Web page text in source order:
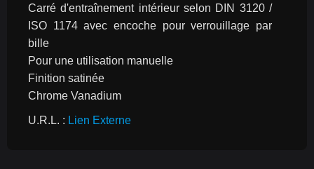
Carré d'entraînement intérieur selon DIN 3120 /
ISO 1174 avec encoche pour verrouillage par
bille
Pour une utilisation manuelle
Finition satinée
Chrome Vanadium
U.R.L. : Lien Externe